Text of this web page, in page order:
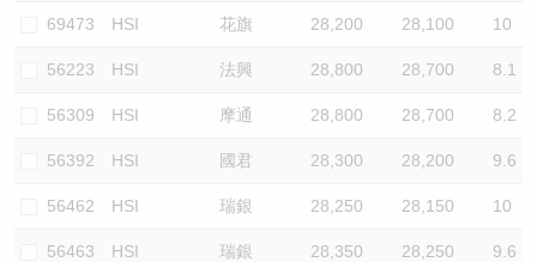
69473 HSI 花旗 28,200 28,100 10
56223 HSI 法興 28,800 28,700 8.1
56309 HSI 摩通 28,800 28,700 8.2
56392 HSI 國君 28,300 28,200 9.6
56462 HSI 瑞銀 28,250 28,150 10
56463 HSI 瑞銀 28,350 28,250 9.6